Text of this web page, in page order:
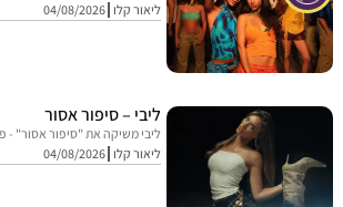
ליאור קלו 04/08/2026
ליבי – סיפור אסור
ליבי משיקה את "סיפור אסור" - פרויקט...
ליאור קלו 04/08/2026